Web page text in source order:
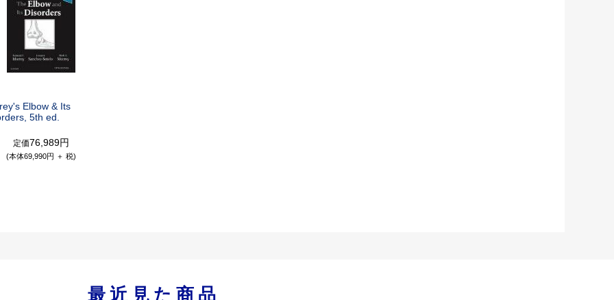
Elbow & Its
5th ed.
定価76,989円
(本体69,990円 ＋ 税)
最近見た商品